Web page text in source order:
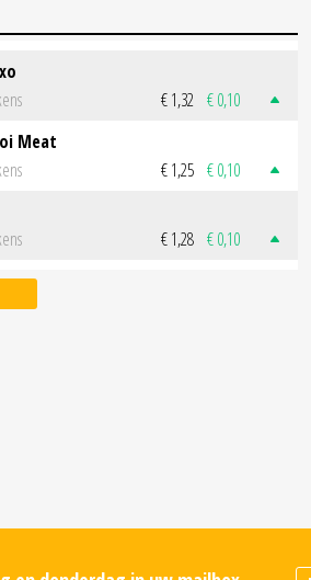
€ 1,32 € 0,10
Meat
€ 1,25 € 0,10
€ 1,28 € 0,10